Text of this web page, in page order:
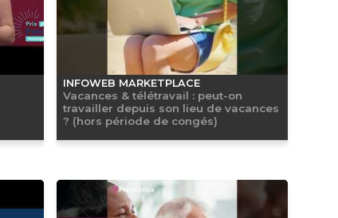
INFOWEB MARKETPLACE
Vacances & télétravail : peut-on
travailler depuis son lieu de vacances
? (hors période de congés)